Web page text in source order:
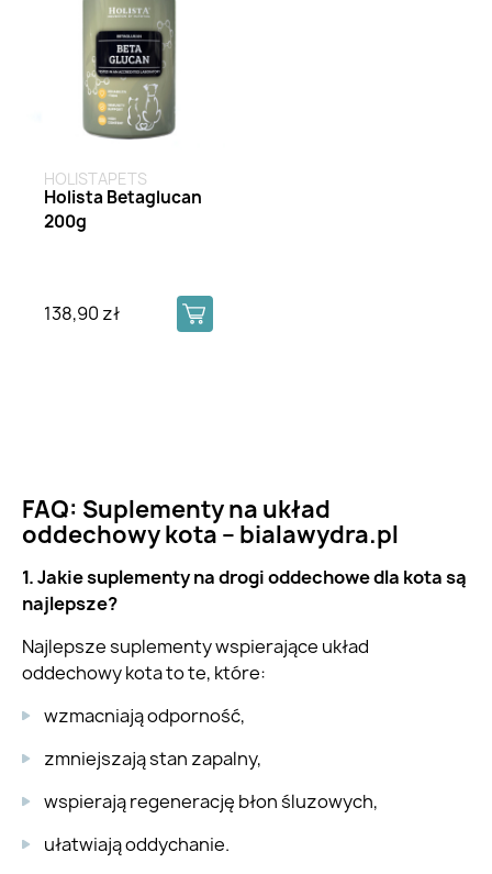
HOLISTAPETS
Holista Betaglucan
200g
138,90 zł
FAQ: Suplementy na układ
oddechowy kota – bialawydra.pl
1. Jakie suplementy na drogi oddechowe dla kota są
najlepsze?
Najlepsze suplementy wspierające układ
oddechowy kota to te, które:
wzmacniają odporność,
zmniejszają stan zapalny,
wspierają regenerację błon śluzowych,
ułatwiają oddychanie.